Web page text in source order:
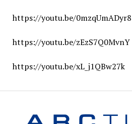
https://youtu.be/0mzqUmADyr8
https://youtu.be/zEzS7Q0MvnY
https://youtu.be/xL_j1QBw27k